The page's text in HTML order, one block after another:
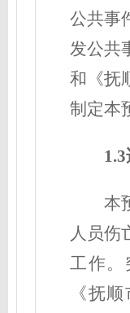
公共事
发公共
和《抚
制定本
本
人员伤
工作。
《抚